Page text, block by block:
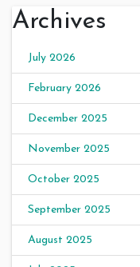
Archives
July 2026
February 2026
December 2025
November 2025
October 2025
September 2025
August 2025